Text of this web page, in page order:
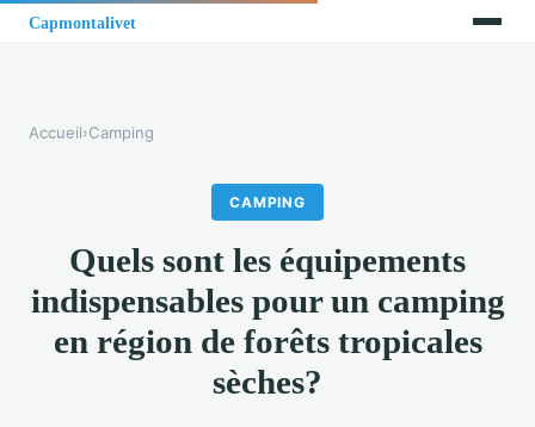
Accueil›Camping
CAMPING
Quels sont les équipements
indispensables pour un camping
en région de forêts tropicales
sèches?